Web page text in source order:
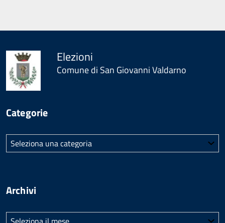
Elezioni
Comune di San Giovanni Valdarno
Categorie
Categorie
Archivi
Archivi